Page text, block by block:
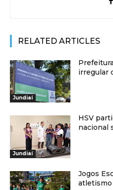
RELATED ARTICLES
Jundiaí
irregular
Jundiaí
HSV
nacional
Jogos